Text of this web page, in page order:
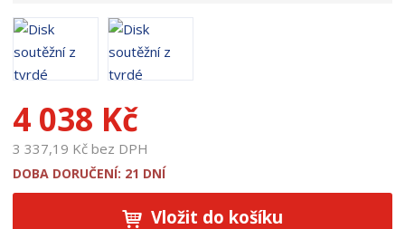
o
d
u
u
:
1
8
4 038 Kč
3 337,19 Kč bez DPH
DOBA DORUČENÍ: 21 DNÍ
Vložit do košíku